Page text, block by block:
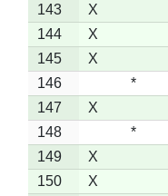
143
X
144
X
145
X
146
*
147
X
148
*
149
X
150
X